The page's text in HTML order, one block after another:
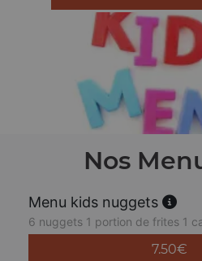
Nos
Menu kids nuggets
6 nuggets 1 portion de frites 1
7.50€